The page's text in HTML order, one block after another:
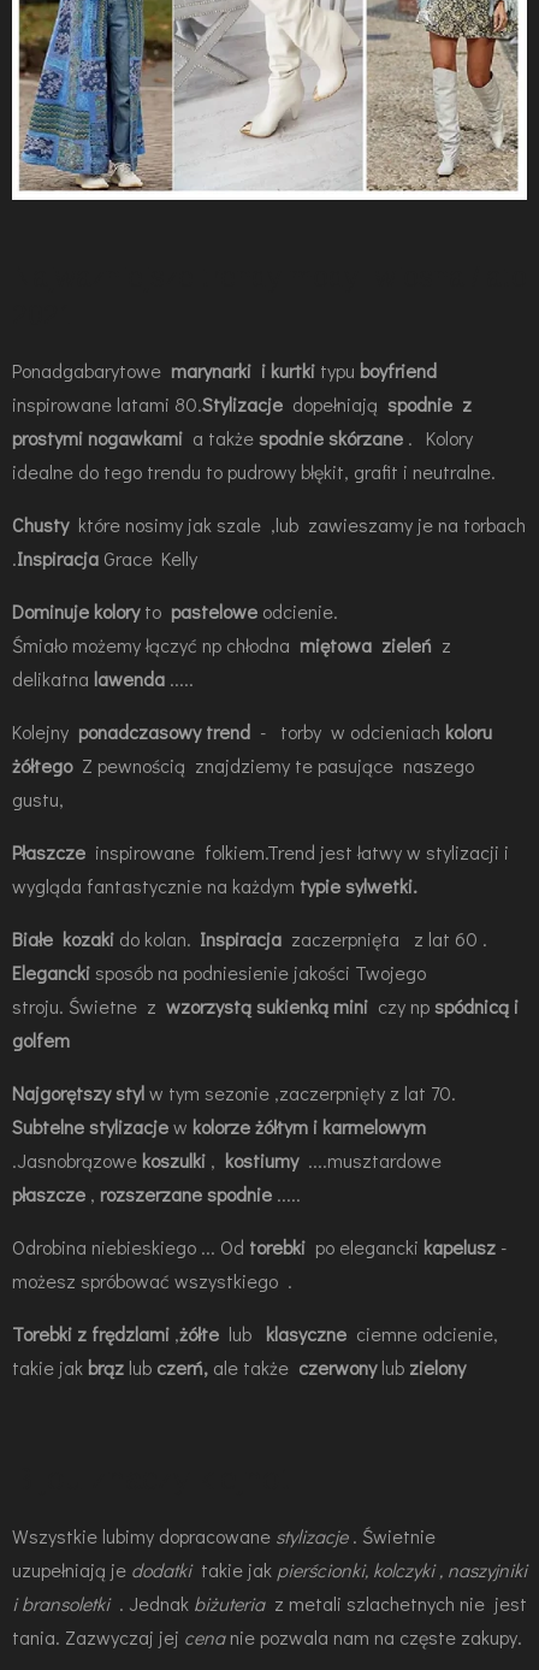
Ponadgabarytowe marynarki i kurtki typu boyfriend
inspirowane latami 80.Stylizacje dopełniają spodnie z
prostymi nogawkami a takżespodnie skórzane . Kolory
idealne do tego trendu to pudrowy błękit, grafit i neutralne.
Chustyktóre nosimy jak szale ,lub zawieszamy je na torbach
.Inspiracja Grace Kelly
Dominuje koloryto pastelowe odcienie.
Śmiało możemy łączyć np chłodna miętowa zieleń z
delikatna lawenda .....
Kolejny ponadczasowy trend - torby w odcieniach koloru
żółtegoZ pewnością znajdziemy te pasujące naszego
gustu,
Płaszcze inspirowane folkiem.Trend jest łatwy w stylizacji i
wygląda fantastycznie na każdym typie sylwetki.
Białe kozaki do kolan. Inspiracja zaczerpnięta z lat 60 .
Eleganckisposób na podniesienie jakości Twojego
stroju. Świetne z wzorzystą sukienką mini czy npspódnicą i
golfem
Najgorętszy stylw tym sezonie ,zaczerpnięty z lat 70.
Subtelne stylizacjew kolorze żółtym i karmelowym
.Jasnobrązowe koszulki , kostiumy ....musztardowe
płaszcze , rozszerzane spodnie .....
Odrobina niebieskiego ... Od torebki po elegancki kapelusz -
możesz spróbować wszystkiego .
Torebki z frędzlami ,żółte lub klasyczne ciemne odcienie,
takie jak brąz lub czerń, ale także czerwonylub zielony
Wszystkie lubimy dopracowane stylizacje. Świetnie
uzupełniają je dodatki takie jak pierścionki, kolczyki , naszyjniki
i bransoletki . Jednak biżuteria z metali szlachetnych nie jest
tania. Zazwyczaj jej cenanie pozwala nam na częste zakupy.